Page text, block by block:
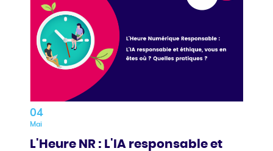
04
Mai
L'Heure NR : L'IA responsable et